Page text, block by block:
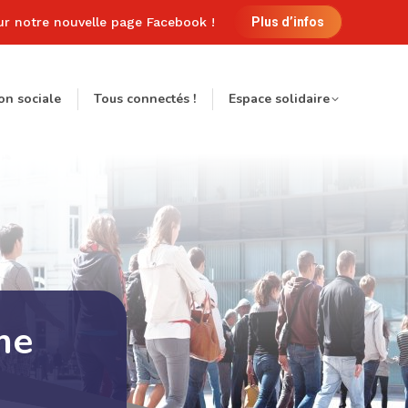
notre nouvelle page Facebook ! Plus d’infos
sociale Tous connectés ! Espace solidaire